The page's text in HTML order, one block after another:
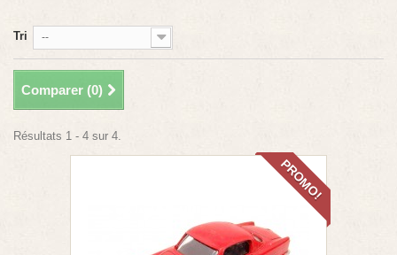
Tri --
Comparer (0)
Résultats 1 - 4 sur 4.
PROMO!